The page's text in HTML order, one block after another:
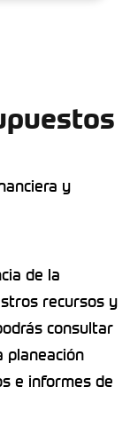
y
de la
recursos y
consultar
planeación
e informes de